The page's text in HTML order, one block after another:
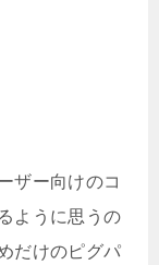
ザー向けのコ
ように思うの
だけのピグパ